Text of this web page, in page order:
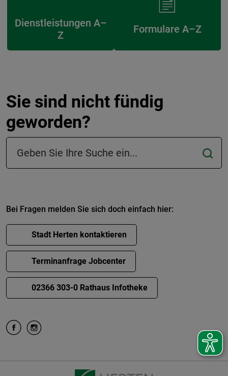
Dienstleistungen A–
Z
Formulare A–Z
Sie sind nicht fündig
geworden?
Suchfeld in der Fußzeile
Bei Fragen melden Sie sich doch einfach hier:
Stadt Herten kontaktieren
Terminanfrage Jobcenter
02366 303-0 Rathaus Infotheke